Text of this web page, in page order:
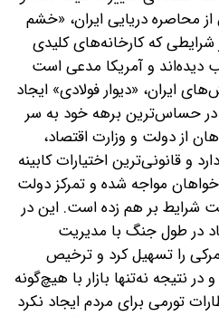
دریایی ایران، «خشم
که کارخانه‌های کلیدی
دیده‌اند و آمریکا مدعی است‌
ایران، «دیوار فولادی» ایجاد
در حساس‌ترین برهه خود به سر
از دولت و وزارت اقتصاد،
و قانونی‌ترین اختیارات کابینه
مواجه شده و تمرکز دولت
شرایط بر هم زده است. این در
در طول جنگ با مدیریت
را تسهیل کرد و ترخیص
نتیجه نه‌تنها بازار با هیچ‌گونه
تورمی برای مردم ایجاد نکرد